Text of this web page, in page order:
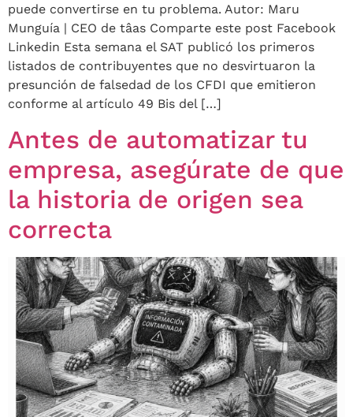
puede convertirse en tu problema. Autor: Maru
Munguía | CEO de tâas Comparte este post Facebook
Linkedin Esta semana el SAT publicó los primeros
listados de contribuyentes que no desvirtuaron la
presunción de falsedad de los CFDI que emitieron
conforme al artículo 49 Bis del […]
Antes de automatizar tu
empresa, asegúrate de que
la historia de origen sea
correcta